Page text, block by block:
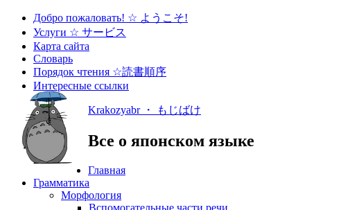
Добро пожаловать! ☆ ようこそ!
Услуги ☆ サービス
Карта сайта
Словарь
Порядок чтения ☆読書順序
Интересные ссылки
Krakozyabr ・ もじばけ
Все о японском языке
Главная
Грамматика
Морфология
Вспомогательные части речи